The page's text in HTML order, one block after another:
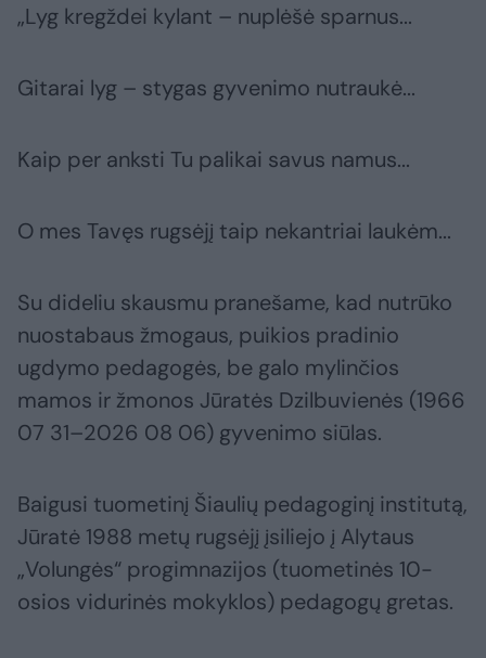
„Lyg kregždei kylant – nuplėšė sparnus...
Gitarai lyg – stygas gyvenimo nutraukė...
Kaip per anksti Tu palikai savus namus...
O mes Tavęs rugsėjį taip nekantriai laukėm...
Su dideliu skausmu pranešame, kad nutrūko
nuostabaus žmogaus, puikios pradinio
ugdymo pedagogės, be galo mylinčios
mamos ir žmonos Jūratės Dzilbuvienės (1966
07 31–2026 08 06) gyvenimo siūlas.
Baigusi tuometinį Šiaulių pedagoginį institutą,
Jūratė 1988 metų rugsėjį įsiliejo į Alytaus
„Volungės“ progimnazijos (tuometinės 10-
osios vidurinės mokyklos) pedagogų gretas.